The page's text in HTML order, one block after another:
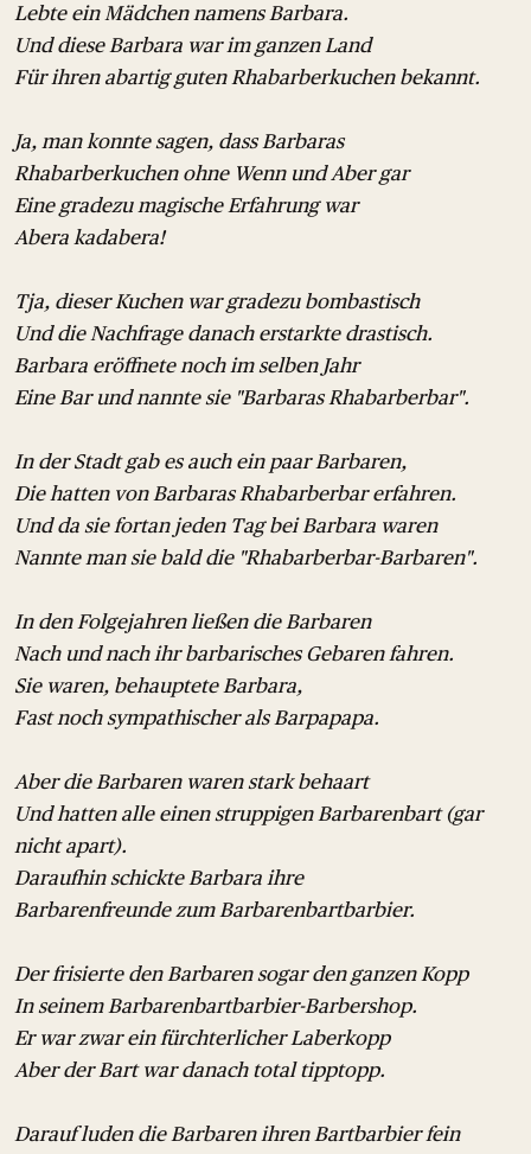
Lebte ein Mädchen namens Barbara.
Und diese Barbara war im ganzen Land
Für ihren abartig guten Rhabarberkuchen bekannt.
Ja, man konnte sagen, dass Barbaras
Rhabarberkuchen ohne Wenn und Aber gar
Eine gradezu magische Erfahrung war
Abera kadabera!
Tja, dieser Kuchen war gradezu bombastisch
Und die Nachfrage danach erstarkte drastisch.
Barbara eröffnete noch im selben Jahr
Eine Bar und nannte sie "Barbaras Rhabarberbar".
In der Stadt gab es auch ein paar Barbaren,
Die hatten von Barbaras Rhabarberbar erfahren.
Und da sie fortan jeden Tag bei Barbara waren
Nannte man sie bald die "Rhabarberbar-Barbaren".
In den Folgejahren ließen die Barbaren
Nach und nach ihr barbarisches Gebaren fahren.
Sie waren, behauptete Barbara,
Fast noch sympathischer als Barpapapa.
Aber die Barbaren waren stark behaart
Und hatten alle einen struppigen Barbarenbart (gar
nicht apart).
Daraufhin schickte Barbara ihre
Barbarenfreunde zum Barbarenbartbarbier.
Der frisierte den Barbaren sogar den ganzen Kopp
In seinem Barbarenbartbarbier-Barbershop.
Er war zwar ein fürchterlicher Laberkopp
Aber der Bart war danach total tipptopp.
Darauf luden die Barbaren ihren Bartbarbier fein